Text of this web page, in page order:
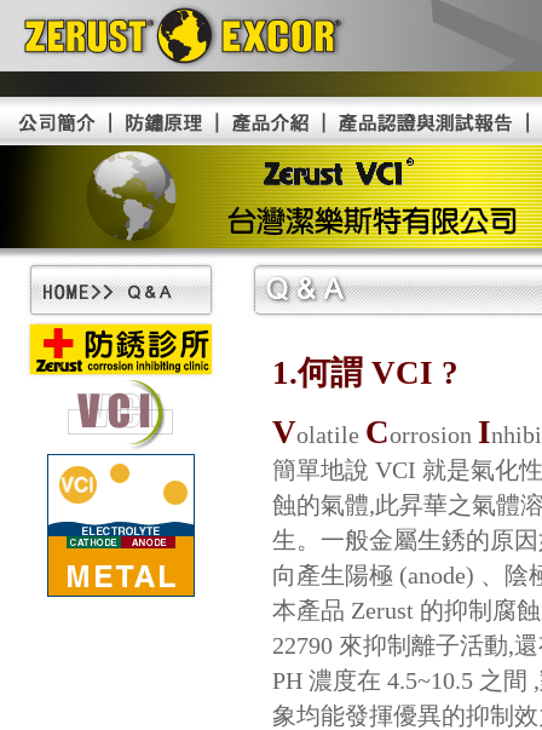
1.何謂 VCI ?
Volatile Corrosion I
簡單地說 VCI 就是氣化
蝕的氣體,此昇華之氣體
生。一般金屬生銹的原
向產生陽極 (anode) 、
本產品 Zerust 的抑制腐
22790 來抑制離子活動,
PH 濃度在 4.5~10.5 之
象均能發揮優異的抑制